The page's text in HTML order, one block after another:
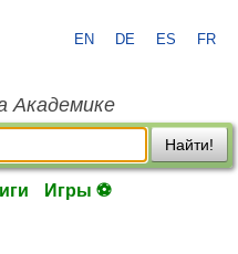
EN DE ES FR
Академике
Найти!
Игры ⚽